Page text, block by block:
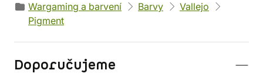
Wargaming a barvení
Barvy
Vallejo
Pigment
Doporučujeme